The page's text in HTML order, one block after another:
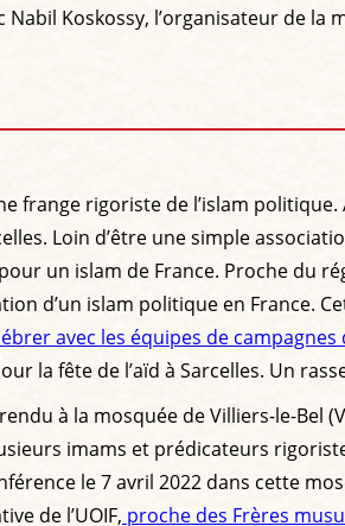
Koskossy, l’organisateur de
frange rigoriste de l’islam
Loin d’être une simple
un islam de France. Proche du
d’un islam politique en France.
avec les équipes de
la fête de l’aïd à Sarcelles. Un
à la mosquée de Villiers-le-Bel
imams et prédicateurs
le 7 avril 2022 dans cette
de l’UOIF, proche des Frères